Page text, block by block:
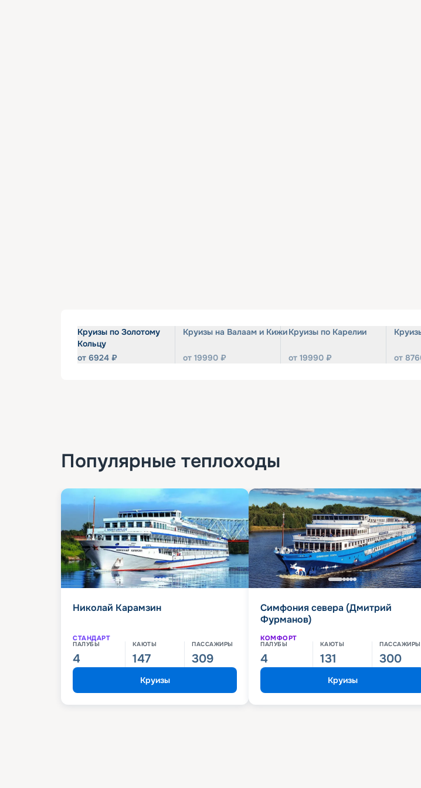
Круизы по Золотому
Кольцу
от 6924 ₽
Круизы на Валаам и Кижи
от 19990 ₽
Круизы по Карелии
от 19990 ₽ от
Популярные теплоходы
Николай Карамзин
СТАНДАРТ
ПАЛУБЫ
4
КАЮТЫ
147
ПАССАЖИРЫ
309
Круизы
Симфония севера (Дмитрий
Фурманов)
КОМФОРТ
ПАЛУБЫ
4
КАЮТЫ
131
ПАССАЖИРЫ
300
Круизы